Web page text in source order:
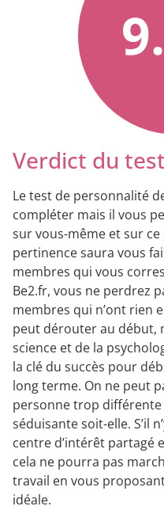
Verdict du
Le test de personnalité
compléter mais il vous
sur vous-même et sur
pertinence saura vous
membres qui vous
Be2.fr, vous ne perdrez
membres qui n’ont rien
peut dérouter au début,
science et de la
la clé du succès pour
long terme. On ne peut
personne trop différente
séduisante soit-elle. S’il
centre d’intérêt partagé
cela ne pourra pas
travail en vous
idéale.